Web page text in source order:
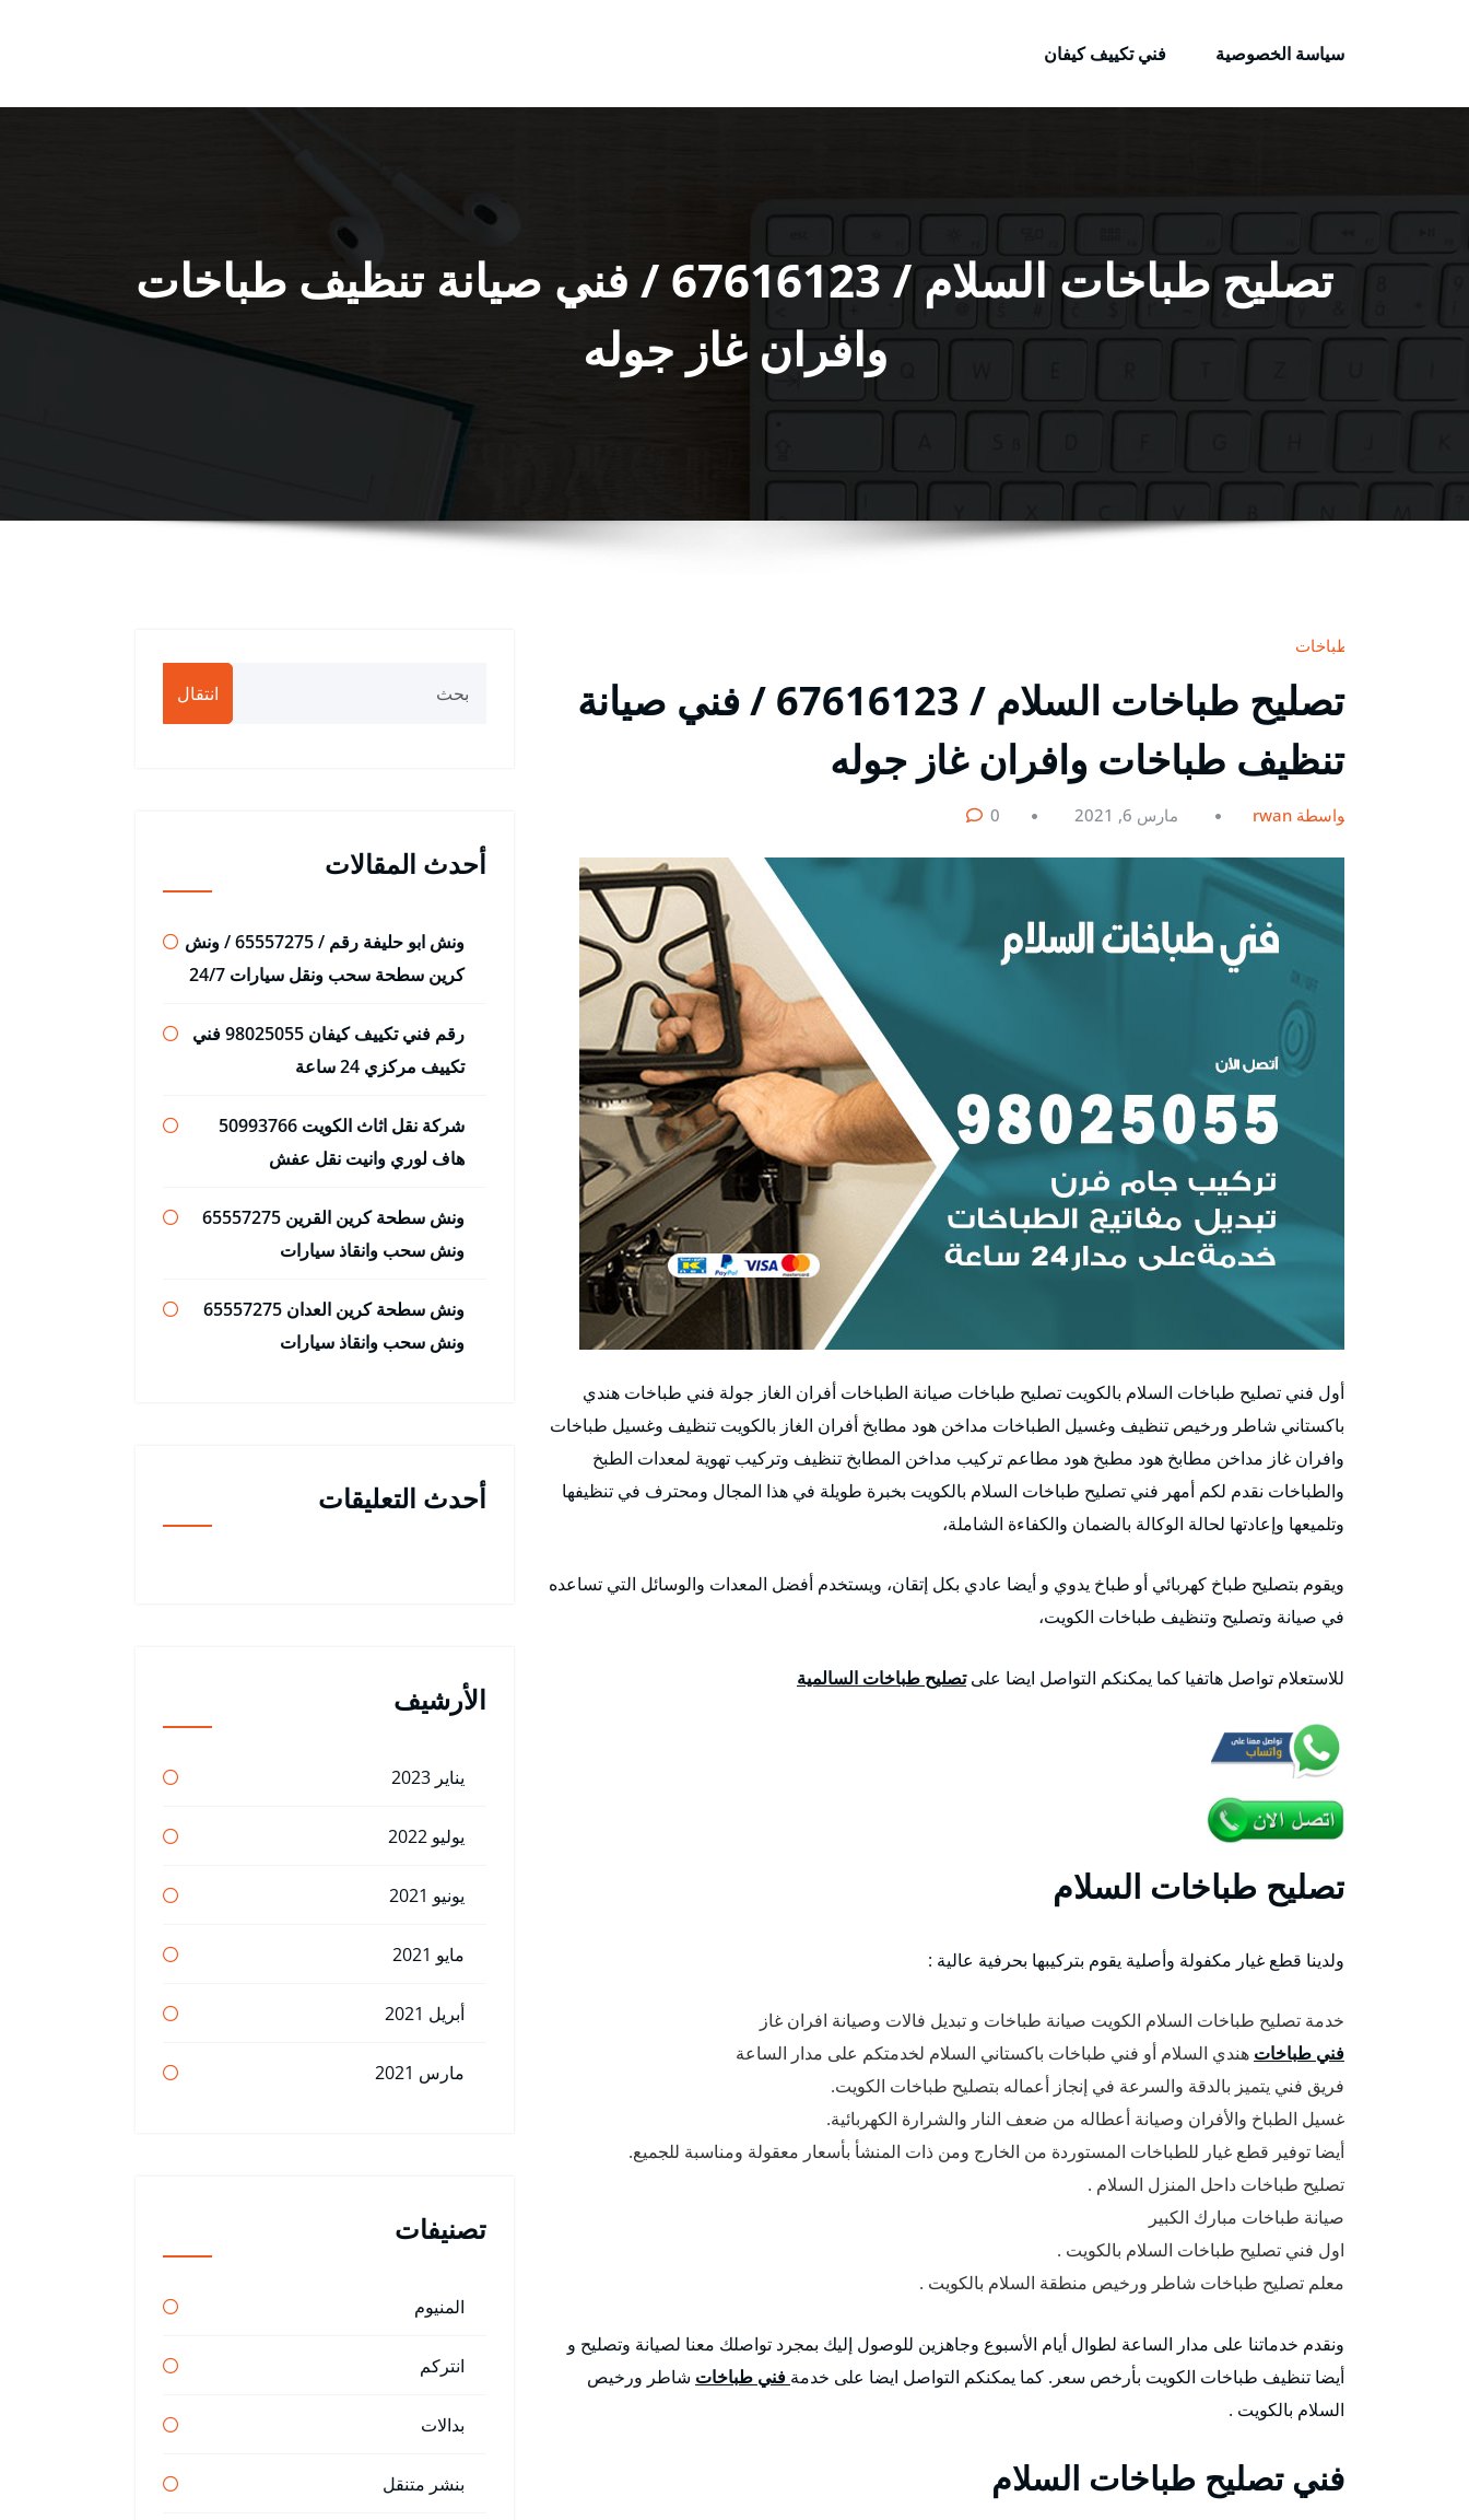
سياسة الخصوصية
فني تكييف كيفان
تصليح طباخات السلام / 67616123 / فني صيانة تنظيف طباخات
وافران غاز جوله
طباخات
تصليح طباخات السلام / 67616123 / فني صيانة
تنظيف طباخات وافران غاز جوله
بواسطة rwan مارس 6, 2021 0
أول فني تصليح طباخات السلام بالكويت تصليح طباخات صيانة الطباخات أفران الغاز جولة فني طباخات هندي
باكستاني شاطر ورخيص تنظيف وغسيل الطباخات مداخن هود مطابخ أفران الغاز بالكويت تنظيف وغسيل طباخات
وافران غاز مداخن مطابخ هود مطبخ هود مطاعم تركيب مداخن المطابخ تنظيف وتركيب تهوية لمعدات الطبخ
والطباخات نقدم لكم أمهر فني تصليح طباخات السلام بالكويت بخبرة طويلة في هذا المجال ومحترف في تنظيفها
وتلميعها وإعادتها لحالة الوكالة بالضمان والكفاءة الشاملة،
ويقوم بتصليح طباخ كهربائي أو طباخ يدوي و أيضا عادي بكل إتقان، ويستخدم أفضل المعدات والوسائل التي تساعده
في صيانة وتصليح وتنظيف طباخات الكويت،
للاستعلام تواصل هاتفيا كما يمكنكم التواصل ايضا علىتصليح طباخات السالمية
تصليح طباخات السلام
ولدينا قطع غيار مكفولة وأصلية يقوم بتركيبها بحرفية عالية :
خدمة تصليح طباخات السلام الكويت صيانة طباخات و تبديل فالات وصيانة افران غاز
فني طباخات هندي السلام أو فني طباخات باكستاني السلام لخدمتكم على مدار الساعة
فريق فني يتميز بالدقة والسرعة في إنجاز أعماله بتصليح طباخات الكويت.
غسيل الطباخ والأفران وصيانة أعطاله من ضعف النار والشرارة الكهربائية.
أيضا توفير قطع غيار للطباخات المستوردة من الخارج ومن ذات المنشأ بأسعار معقولة ومناسبة للجميع.
تصليح طباخات داحل المنزل السلام .
صيانة طباخات مبارك الكبير
اول فني تصليح طباخات السلام بالكويت .
معلم تصليح طباخات شاطر ورخيص منطقة السلام بالكويت .
ونقدم خدماتنا على مدار الساعة لطوال أيام الأسبوع وجاهزين للوصول إليك بمجرد تواصلك معنا لصيانة وتصليح و
أيضا تنظيف طباخات الكويت بأرخص سعر. كما يمكنكم التواصل ايضا على خدمة فني طباخات شاطر ورخيص
السلام بالكويت .
فني تصليح طباخات السلام
انتقال
أحدث المقالات
ونش ابو حليفة رقم / 65557275 / ونش
كرين سطحة سحب ونقل سيارات 24/7
رقم فني تكييف كيفان 98025055 فني
تكييف مركزي 24 ساعة
شركة نقل اثاث الكويت 50993766
هاف لوري وانيت نقل عفش
ونش سطحة كرين القرين 65557275
ونش سحب وانقاذ سيارات
ونش سطحة كرين العدان 65557275
ونش سحب وانقاذ سيارات
أحدث التعليقات
الأرشيف
يناير 2023
يوليو 2022
يونيو 2021
مايو 2021
أبريل 2021
مارس 2021
تصنيفات
المنيوم
انتركم
بدالات
بنشر متنقل